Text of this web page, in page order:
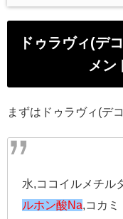
ドゥラヴィ(デ
メン
まずはドゥラヴィ(デ
水,ココイルメチル
ルホン酸Na,コカミ